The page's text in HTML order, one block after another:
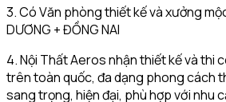
3. Có Văn phòng thiết kế và xưởng mộc
DƯƠNG + ĐỒNG NAI
4. Nội Thất Aeros nhận thiết kế và thi
trên toàn quốc, đa dạng phong cách
sang trọng, hiện đại, phù hợp với nhu